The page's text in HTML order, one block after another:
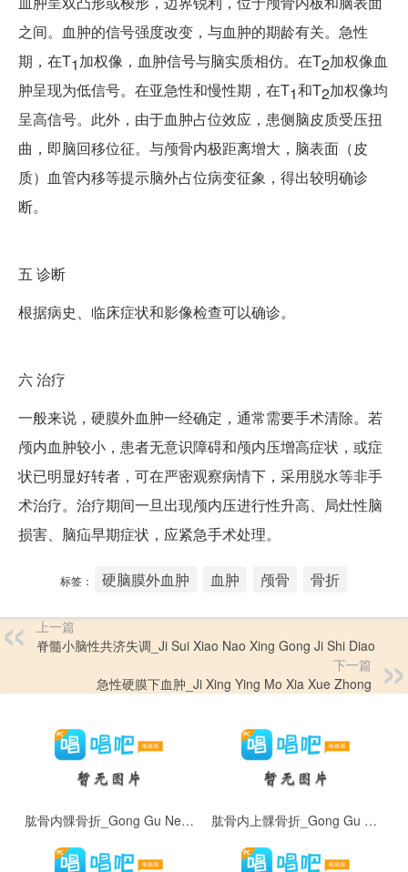
之间。血肿的信号强度改变，与血肿的期龄有关。急性
期，在T1加权像，血肿信号与脑实质相仿。在T2加权像血
肿呈现为低信号。在亚急性和慢性期，在T1和T2加权像均
呈高信号。此外，由于血肿占位效应，患侧脑皮质受压扭
曲，即脑回移位征。与颅骨内极距离增大，脑表面（皮
质）血管内移等提示脑外占位病变征象，得出较明确诊
断。
五 诊断
根据病史、临床症状和影像检查可以确诊。
六治疗
一般来说，硬膜外血肿一经确定，通常需要手术清除。若
颅内血肿较小，患者无意识障碍和颅内压增高症状，或症
状已明显好转者，可在严密观察病情下，采用脱水等非手
术治疗。治疗期间一旦出现颅内压进行性升高、局灶性脑
损害、脑疝早期症状，应紧急手术处理。
标签： 硬脑膜外血肿 血肿 颅骨 骨折
上一篇
脊髓小脑性共济失调_Ji Sui Xiao Nao Xing Gong Ji Shi Diao
下一篇
急性硬膜下血肿_Ji Xing Ying Mo Xia Xue Zhong
肱骨内髁骨折_Gong Gu Nei Ke Gu Zhe 肱骨内上髁骨折_Gong Gu Nei Shang Ke Gu Zhe